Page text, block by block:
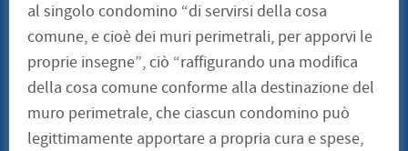
al singolo condomino “di servirsi della cosa
comune, e cioè dei muri perimetrali, per apporvi le
proprie insegne”, ciò “raffigurando una modifica
della cosa comune conforme alla destinazione del
muro perimetrale, che ciascun condomino può
legittimamente apportare a propria cura e spese,